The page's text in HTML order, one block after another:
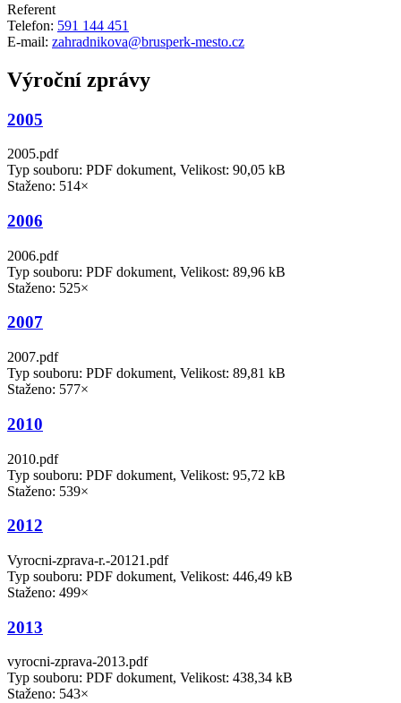
Referent
Telefon: 591 144 451
E-mail: zahradnikova@brusperk-mesto.cz
Výroční zprávy
2005
2005.pdf
Typ souboru: PDF dokument, Velikost: 90,05 kB
Staženo: 514×
2006
2006.pdf
Typ souboru: PDF dokument, Velikost: 89,96 kB
Staženo: 525×
2007
2007.pdf
Typ souboru: PDF dokument, Velikost: 89,81 kB
Staženo: 577×
2010
2010.pdf
Typ souboru: PDF dokument, Velikost: 95,72 kB
Staženo: 539×
2012
Vyrocni-zprava-r.-20121.pdf
Typ souboru: PDF dokument, Velikost: 446,49 kB
Staženo: 499×
2013
vyrocni-zprava-2013.pdf
Typ souboru: PDF dokument, Velikost: 438,34 kB
Staženo: 543×